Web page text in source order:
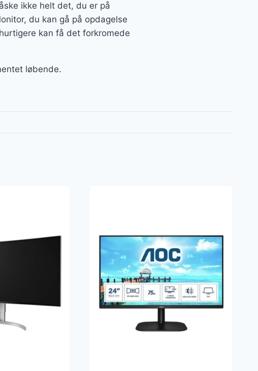
ikke helt det, du er på
du kan gå på opdagelse
kan få det forkromede
løbende.